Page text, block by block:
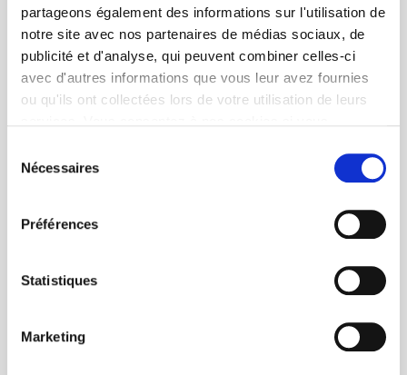
partageons également des informations sur l'utilisation de
notre site avec nos partenaires de médias sociaux, de
publicité et d'analyse, qui peuvent combiner celles-ci
avec d'autres informations que vous leur avez fournies
ou qu'ils ont collectées lors de votre utilisation de leurs
Nécessaires
Préférences
Statistiques
Marketing